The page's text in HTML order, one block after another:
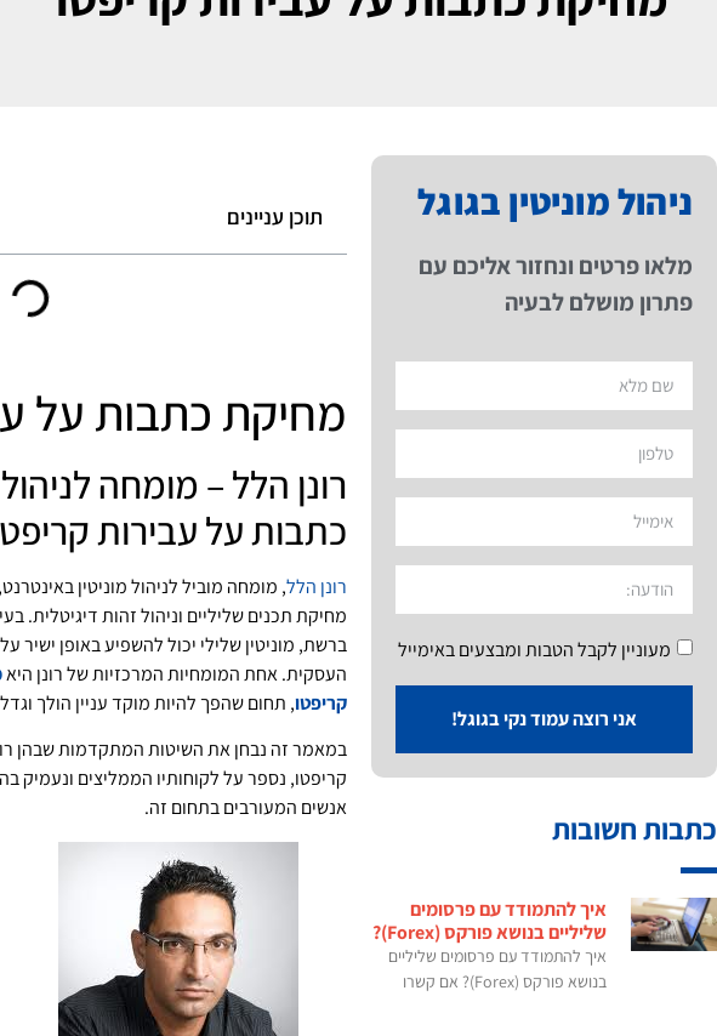
ניהול מוניטין בגוגל
מלאו פרטים ונחזור אליכם עם
פתרון מושלם לבעיה
מעוניין לקבל הטבות ומבצעים באימייל
אני רוצה עמוד נקי בגוגל!
כתבות חשובות
איך להתמודד עם פרסומים
שליליים בנושא פורקס (Forex)?
איך להתמודד עם פרסומים שליליים
בנושא פורקס (Forex)? אם קשרו
תוכן עניינים
מחיקת כתבות על
רונן הלל – מומחה
כתבות על עבירות
רונן הלל, מומחה מוביל לניהול מוניטין
מחיקת תכנים שליליים וניהול זהות דיגיטלית.
ברשת, מוניטין שלילי יכול להשפיע באופן
העסקית. אחת המומחיות המרכזיות של רונן היא
קריפטו, תחום שהפך להיות מוקד עניין הולך
במאמר זה נבחן את השיטות המתקדמות שבהן
קריפטו, נספר על לקוחותיו הממליצים ונעמיק
אנשים המעורבים בתחום זה.